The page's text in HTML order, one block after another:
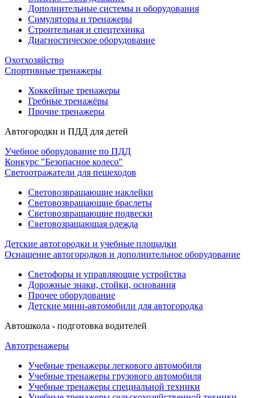
Дополнительные системы и оборудования
Симуляторы и тренажеры
Строительная и спецтехника
Диагностическое оборудование
Охотхозяйство
Спортивные тренажеры
Хоккейные тренажеры
Гребные тренажёры
Прочие тренажеры
Автогородки и ПДД для детей
Учебное оборудование по ПДД
Конкурс "Безопасное колесо"
Светоотражатели для пешеходов
Световозвращающие наклейки
Световозвращающие браслеты
Световозвращающие подвески
Световозращающая одежда
Детские автогородки и учебные площадки
Оснащение автогородков и дополнительное оборудование
Светофоры и управляющие устройства
Дорожные знаки, стойки, основания
Прочее оборудование
Детские мини-автомобили для автогородка
Автошкола - подготовка водителей
Автотренажеры
Учебные тренажеры легкового автомобиля
Учебные тренажеры грузового автомобиля
Учебные тренажеры специальной техники